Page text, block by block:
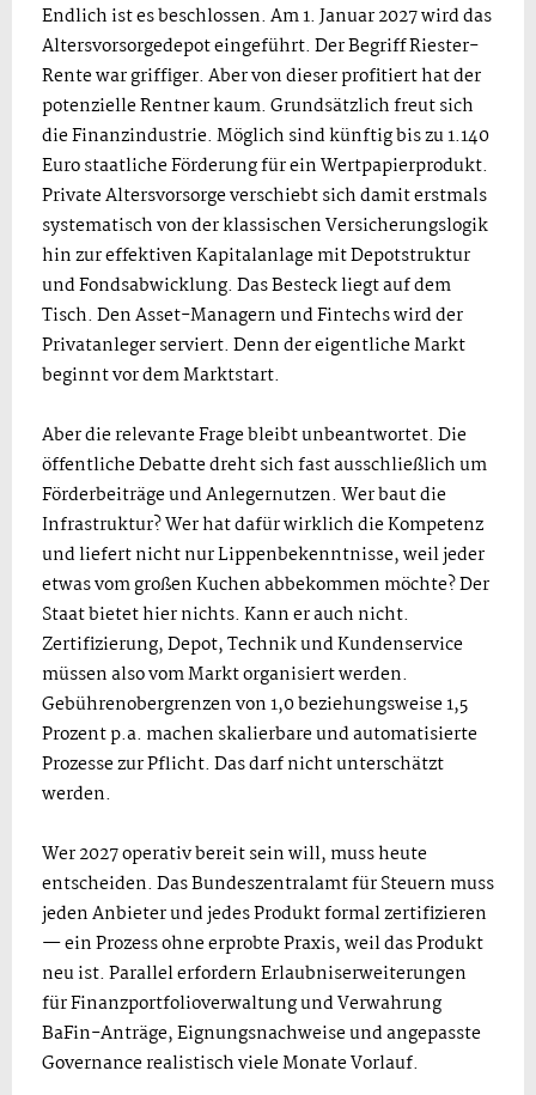
Endlich ist es beschlossen. Am 1. Januar 2027 wird das
Altersvorsorgedepot eingeführt. Der Begriff Riester-
Rente war griffiger. Aber von dieser profitiert hat der
potenzielle Rentner kaum. Grundsätzlich freut sich
die Finanzindustrie. Möglich sind künftig bis zu 1.140
Euro staatliche Förderung für ein Wertpapierprodukt.
Private Altersvorsorge verschiebt sich damit erstmals
systematisch von der klassischen Versicherungslogik
hin zur effektiven Kapitalanlage mit Depotstruktur
und Fondsabwicklung. Das Besteck liegt auf dem
Tisch. Den Asset-Managern und Fintechs wird der
Privatanleger serviert. Denn der eigentliche Markt
beginnt vor dem Marktstart.
Aber die relevante Frage bleibt unbeantwortet. Die
öffentliche Debatte dreht sich fast ausschließlich um
Förderbeiträge und Anlegernutzen. Wer baut die
Infrastruktur? Wer hat dafür wirklich die Kompetenz
und liefert nicht nur Lippenbekenntnisse, weil jeder
etwas vom großen Kuchen abbekommen möchte? Der
Staat bietet hier nichts. Kann er auch nicht.
Zertifizierung, Depot, Technik und Kundenservice
müssen also vom Markt organisiert werden.
Gebührenobergrenzen von 1,0 beziehungsweise 1,5
Prozent p.a. machen skalierbare und automatisierte
Prozesse zur Pflicht. Das darf nicht unterschätzt
werden.
Wer 2027 operativ bereit sein will, muss heute
entscheiden. Das Bundeszentralamt für Steuern muss
jeden Anbieter und jedes Produkt formal zertifizieren
— ein Prozess ohne erprobte Praxis, weil das Produkt
neu ist. Parallel erfordern Erlaubniserweiterungen
für Finanzportfolioverwaltung und Verwahrung
BaFin-Anträge, Eignungsnachweise und angepasste
Governance realistisch viele Monate Vorlauf.